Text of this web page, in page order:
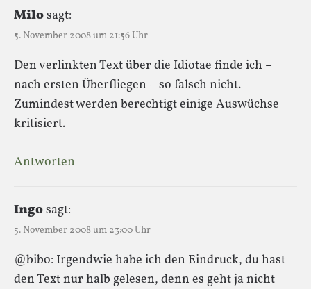
Milosagt:
5. November 2008 um 21:56 Uhr
Den verlinkten Text über die Idiotae finde ich –
nach ersten Überfliegen – so falsch nicht.
Zumindest werden berechtigt einige Auswüchse
kritisiert.
Antworten
Ingosagt:
5. November 2008 um 23:00 Uhr
@bibo: Irgendwie habe ich den Eindruck, du hast
den Text nur halb gelesen, denn es geht ja nicht